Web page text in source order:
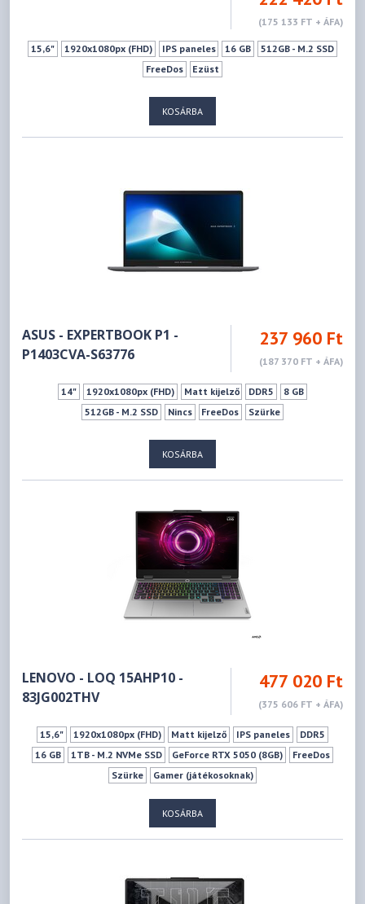
(175 133 FT + ÁFA)
15,6" 1920x1080px (FHD) IPS paneles 16 GB
512GB - M.2 SSD
FreeDos
Ezüst
KOSÁRBA
ASUS - EXPERTBOOK P1 -
P1403CVA-S63776
237 960 Ft
(187 370 FT + ÁFA)
14" 1920x1080px (FHD) Matt kijelző DDR5
8 GB
512GB - M.2 SSD
Nincs FreeDos Szürke
KOSÁRBA
LENOVO - LOQ 15AHP10 -
83JG002THV
477 020 Ft
(375 606 FT + ÁFA)
15,6" 1920x1080px (FHD) Matt kijelző IPS paneles
DDR5
16 GB
1TB - M.2 NVMe SSD GeForce RTX 5050 (8GB)
FreeDos
Szürke
Gamer (játékosoknak)
KOSÁRBA